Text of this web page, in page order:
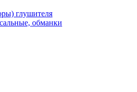
глушителя
обманки